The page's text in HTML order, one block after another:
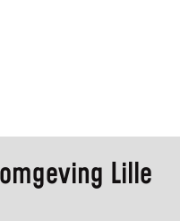
Lille